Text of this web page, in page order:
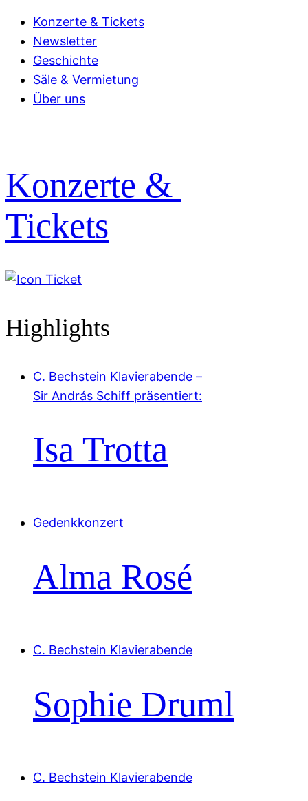
Konzerte & Tickets
Newsletter
Geschichte
Säle & Vermietung
Über uns
Konzerte &
Tickets
Highlights
C. Bechstein Klavierabende –
Sir András Schiff präsentiert:
Isa Trotta
Gedenkkonzert
Alma Rosé
C. Bechstein Klavierabende
Sophie Druml
C. Bechstein Klavierabende